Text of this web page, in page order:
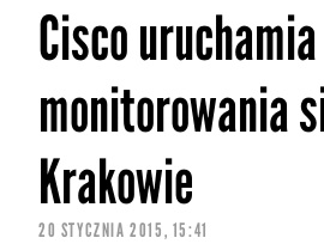
Cisco
monitorowania
Krakowie
20 STYCZNIA 2015, 15:41